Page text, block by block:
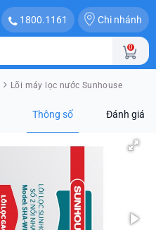
1800.1161 Chi nhánh
0
Lõi máy lọc nước Sunhouse
Thông số Đánh giá